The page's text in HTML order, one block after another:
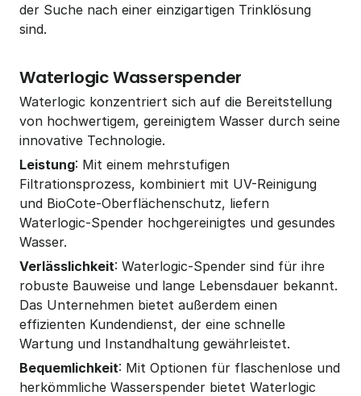
der Suche nach einer einzigartigen Trinklösung
sind.
Waterlogic Wasserspender
Waterlogic konzentriert sich auf die Bereitstellung
von hochwertigem, gereinigtem Wasser durch seine
innovative Technologie.
Leistung: Mit einem mehrstufigen
Filtrationsprozess, kombiniert mit UV-Reinigung
und BioCote-Oberflächenschutz, liefern
Waterlogic-Spender hochgereinigtes und gesundes
Wasser.
Verlässlichkeit: Waterlogic-Spender sind für ihre
robuste Bauweise und lange Lebensdauer bekannt.
Das Unternehmen bietet außerdem einen
effizienten Kundendienst, der eine schnelle
Wartung und Instandhaltung gewährleistet.
Bequemlichkeit: Mit Optionen für flaschenlose und
herkömmliche Wasserspender bietet Waterlogic